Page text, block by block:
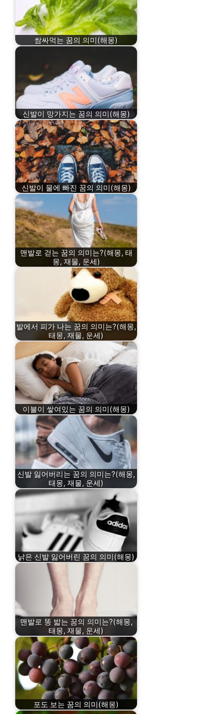
쌈싸먹는 꿈의 의미(해몽)
신발이 망가지는 꿈의 의미(해몽)
신발이 물에 빠진 꿈의 의미(해몽)
맨발로 걷는 꿈의 의미는?(해몽, 태
몽, 재물, 운세)
발에서 피가 나는 꿈의 의미는?(해몽,
태몽, 재물, 운세)
이불이 쌓여있는 꿈의 의미(해몽)
신발 잃어버리는 꿈의 의미는?(해몽,
태몽, 재물, 운세)
낡은 신발 잃어버린 꿈의 의미(해몽)
맨발로 똥 밟는 꿈의 의미는?(해몽,
태몽, 재물, 운세)
포도 보는 꿈의 의미(해몽)